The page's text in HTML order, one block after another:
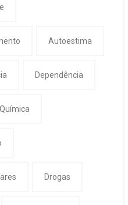
Autoestima
Dependência
Drogas